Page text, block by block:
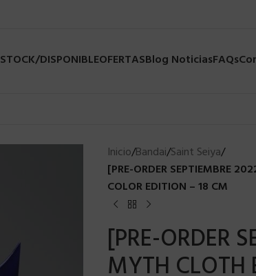
STOCK/DISPONIBLEOFERTASBlog NoticiasFAQs
Inicio/Bandai/Saint Seiya/
[PRE-ORDER SEPTIEMBRE
COLOR EDITION – 18 CM
[PRE-ORDER
MYTH CLOTH